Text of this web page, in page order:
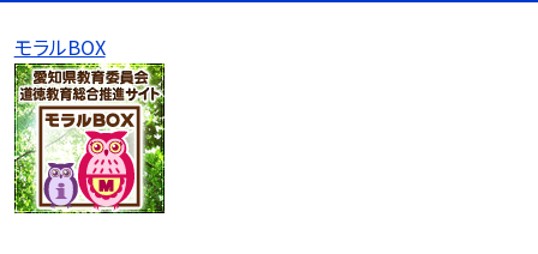
モラルBOX